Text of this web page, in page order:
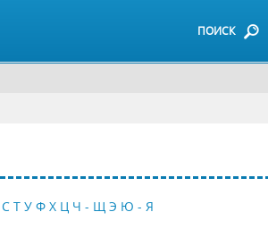
ПОИСК
С Т У Ф Х Ц Ч - Щ Э Ю - Я